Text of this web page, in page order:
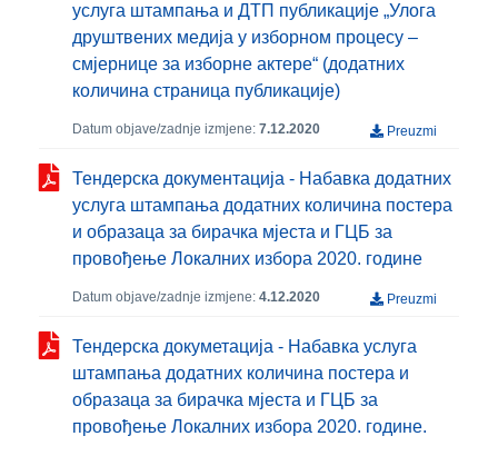
услуга штампања и ДТП публикације „Улога
друштвених медија у изборном процесу –
смјернице за изборне актере“ (додатних
количина страница публикације)
Datum objave/zadnje izmjene: 7.12.2020 Preuzmi
Тендерска документација - Набавка додатних
услуга штампања додатних количина постера
и образаца за бирачка мјеста и ГЦБ за
провођење Локалних избора 2020. године
Datum objave/zadnje izmjene: 4.12.2020 Preuzmi
Тендерска докуметација - Набавка услуга
штампања додатних количина постера и
образаца за бирачка мјеста и ГЦБ за
провођење Локалних избора 2020. године.